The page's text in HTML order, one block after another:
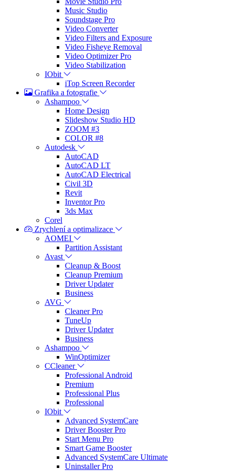
Music Studio
Soundstage Pro
Video Converter
Video Filters and Exposure
Video Fisheye Removal
Video Optimizer Pro
Video Stabilization
IObit
iTop Screen Recorder
Grafika a fotografie
Ashampoo
Home Design
Slideshow Studio HD
ZOOM #3
COLOR #8
Autodesk
AutoCAD
AutoCAD LT
AutoCAD Electrical
Civil 3D
Revit
Inventor Pro
3ds Max
Corel
Zrychlení a optimalizace
AOMEI
Partition Assistant
Avast
Cleanup & Boost
Cleanup Premium
Driver Updater
Business
AVG
Cleaner Pro
TuneUp
Driver Updater
Business
Ashampoo
WinOptimizer
CCleaner
Professional Android
Premium
Professional Plus
Professional
IObit
Advanced SystemCare
Driver Booster Pro
Start Menu Pro
Smart Game Booster
Advanced SystemCare Ultimate
Uninstaller Pro